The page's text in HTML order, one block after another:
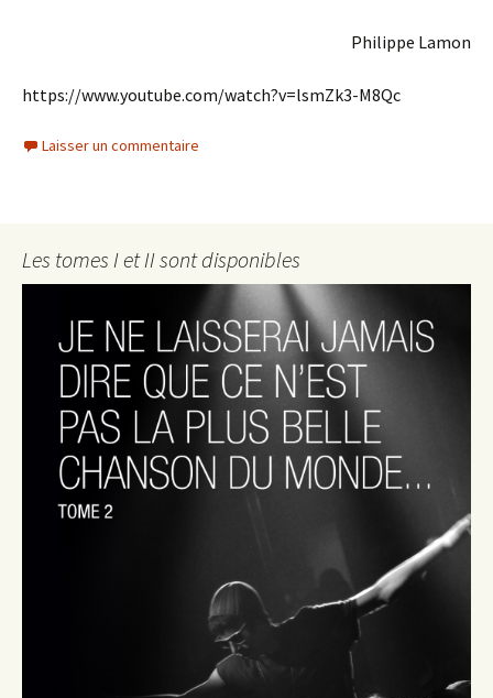
Philippe Lamon
https://www.youtube.com/watch?v=lsmZk3-M8Qc
Laisser un commentaire
Les tomes I et II sont disponibles